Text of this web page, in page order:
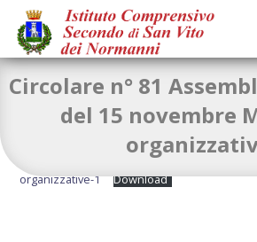
Circolare n° 81
del 15 novembre
circolare-n-81-assemblea-sindacale-del-25-
organizzative-1
Download